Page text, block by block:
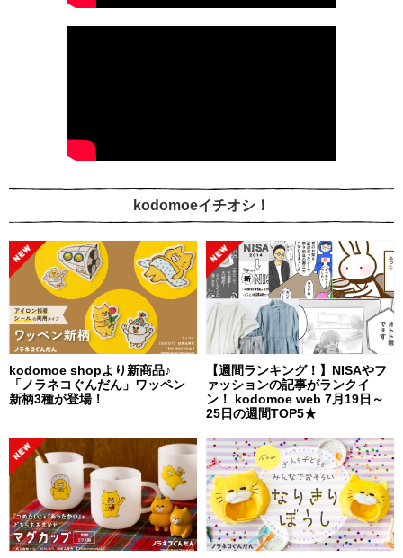
kodomoeイチオシ！
kodomoe shopより新商品♪
「ノラネコぐんだん」ワッペン
新柄3種が登場！
【週間ランキング！】NISAやフ
ァッションの記事がランクイ
ン！ kodomoe web 7月19日～
25日の週間TOP5★